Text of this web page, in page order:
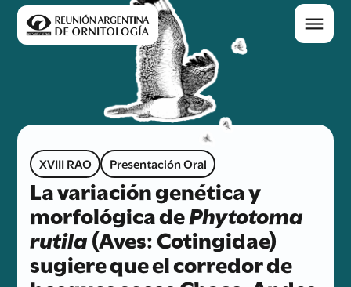
XVIII RAO Presentación Oral
La variación genética y
morfológica dePhytotoma
rutila(Aves: Cotingidae)
sugiere que el corredor de